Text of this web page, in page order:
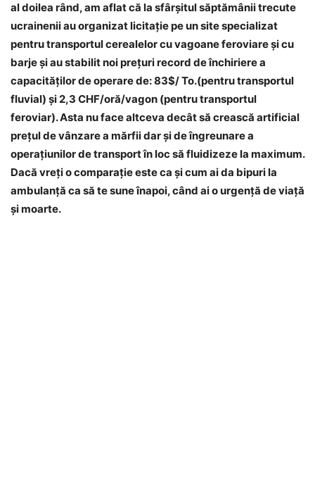
al doilea rând, am aflat că la sfârşitul săptămânii trecute
ucrainenii au organizat licitaţie pe un site specializat
pentru transportul cerealelor cu vagoane feroviare şi cu
barje şi au stabilit noi preţuri record de închiriere a
capacităţilor de operare de:83$/ To.(pentru transportul
fluvial) şi 2,3 CHF/oră/vagon (pentru transportul
feroviar). Asta nu face altceva decât să crească artificial
preţul de vânzare a mărfii dar şi de îngreunare a
operaţiunilor de transport în loc să fluidizeze la maximum.
Dacă vreţi o comparaţie este ca şi cum ai da bipuri la
ambulanţă ca să te sune înapoi, când ai o urgenţă de viaţă
şi moarte.